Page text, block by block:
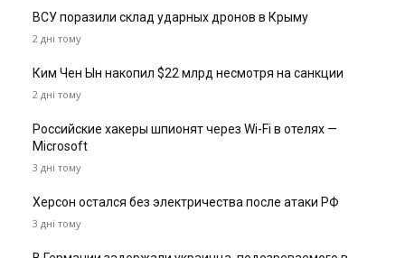
ВСУ поразили склад ударных дронов в Крыму
2 дні тому
Ким Чен Ын накопил $22 млрд несмотря на санкции
2 дні тому
Российские хакеры шпионят через Wi-Fi в отелях —
Microsoft
3 дні тому
Херсон остался без электричества после атаки РФ
3 дні тому